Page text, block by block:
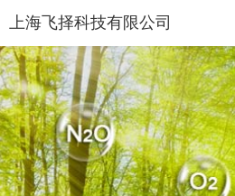
上海飞择科技有限公司